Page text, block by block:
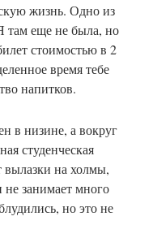
жизнь. Одно из
там еще не была, но
стоимостью в 2
время тебе
напитков.
в низине, а вокруг
студенческая
вылазки на холмы,
занимает много
но это не